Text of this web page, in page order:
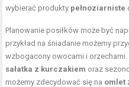
wybierać produkty pełnoziarniste
Planowanie posiłków może być
przykład na śniadanie możemy
wzbogacony owocami i
sałatka z kurczakiem oraz
możemy zdecydować się na omlet